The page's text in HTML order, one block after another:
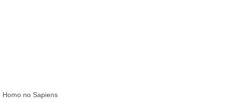
Homo no Sapiens